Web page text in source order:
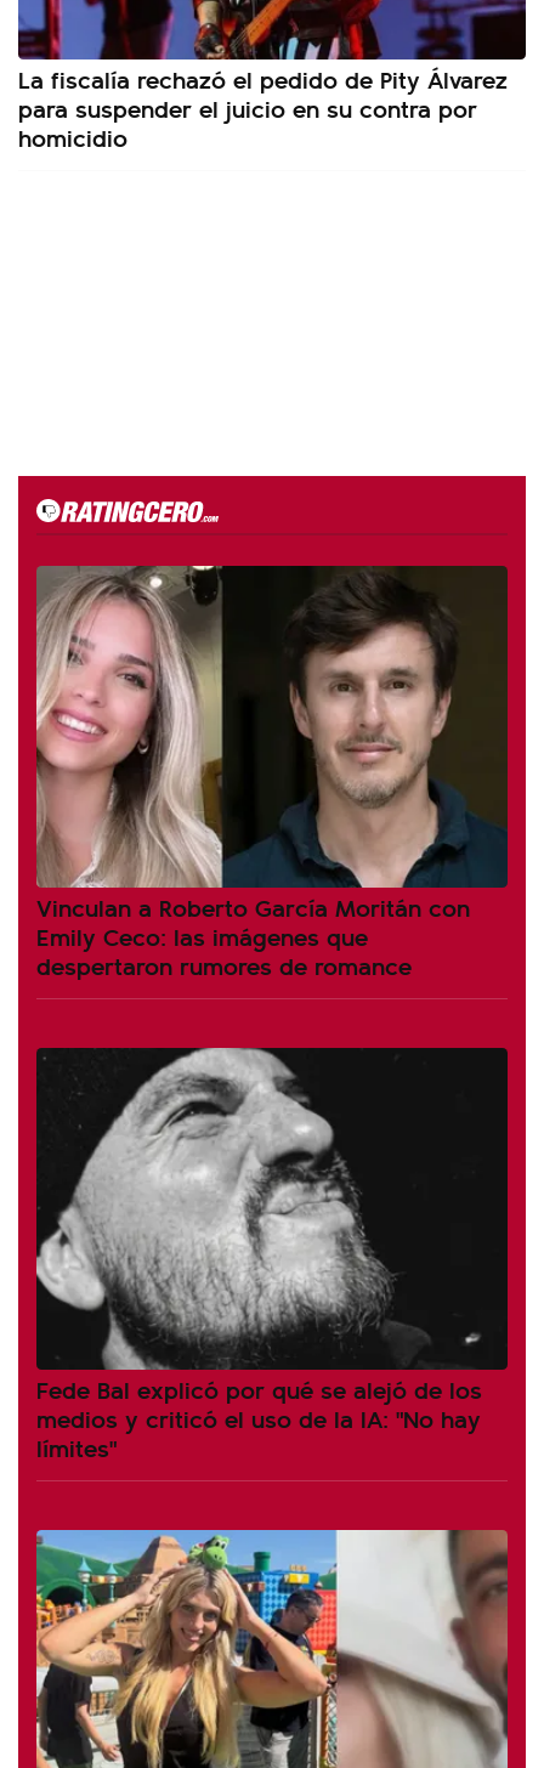
La fiscalía rechazó el pedido de Pity Álvarez
para suspender el juicio en su contra por
homicidio
Vinculan a Roberto García Moritán con
Emily Ceco: las imágenes que
despertaron rumores de romance
Fede Bal explicó por qué se alejó de los
medios y criticó el uso de la IA: "No hay
límites"